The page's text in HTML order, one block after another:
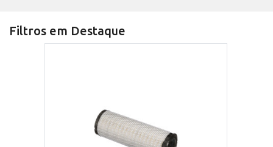
Filtros em Destaque